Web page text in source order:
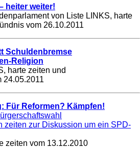
heiter weiter!
von Liste LINKS, harte
vom 26.10.2011
Schuldenbremse
Religion
harte zeiten und
24.05.2011
Für Reformen? Kämpfen!
zeiten zur Diskussion um ein SPD-
zeiten vom 13.12.2010